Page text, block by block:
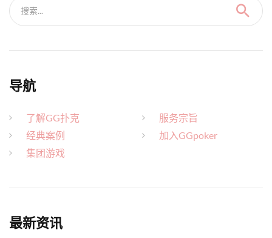
搜索...
导航
了解GG扑克
经典案例
集团游戏
服务宗旨
加入GGpoker
最新资讯